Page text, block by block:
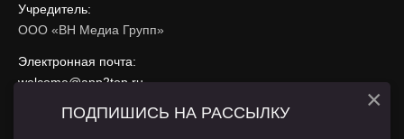
Учредитель:
ООО «ВН Медиа Групп»
Электронная почта:
welcome@app2top.ru
При использовании материалов активная ссылка на
ПОДПИШИСЬ НА РАССЫЛКУ ×